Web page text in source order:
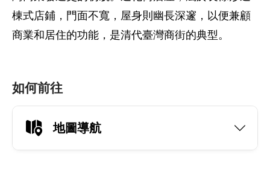
棟式店鋪，門面不寬，屋身則幽長深邃，以便兼顧
商業和居住的功能，是清代臺灣商街的典型。
如何前往
地圖導航